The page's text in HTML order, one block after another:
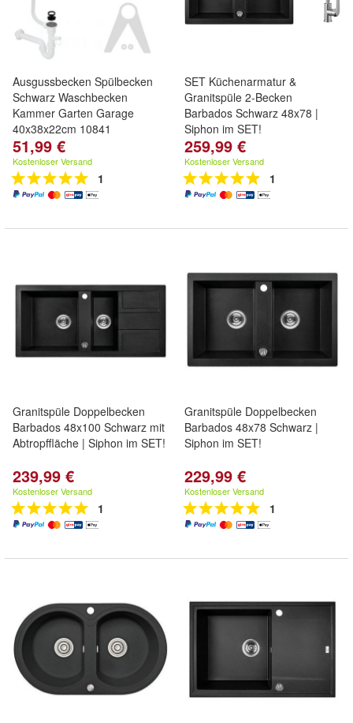
Ausgussbecken Spülbecken
Schwarz Waschbecken
Kammer Garten Garage
40x38x22cm 10841
51,99 €
Kostenloser Versand
1
SET Küchenarmatur &
Granitspüle 2-Becken
Barbados Schwarz 48x78 |
Siphon im SET!
259,99 €
Kostenloser Versand
1
Granitspüle Doppelbecken
Barbados 48x100 Schwarz mit
Abtropffläche | Siphon im SET!
239,99 €
Kostenloser Versand
1
Granitspüle Doppelbecken
Barbados 48x78 Schwarz |
Siphon im SET!
229,99 €
Kostenloser Versand
1